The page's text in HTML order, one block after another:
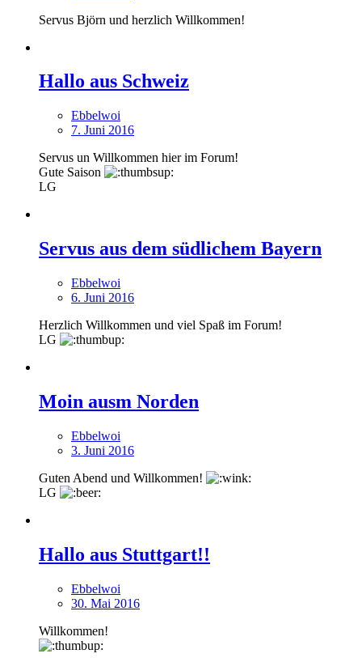
Servus Björn und herzlich Willkommen!
Hallo aus Schweiz
Ebbelwoi
7. Juni 2016
Servus un Willkommen hier im Forum!
Gute Saison
LG
Servus aus dem südlichem Bayern
Ebbelwoi
6. Juni 2016
Herzlich Willkommen und viel Spaß im Forum!
LG
Moin ausm Norden
Ebbelwoi
3. Juni 2016
Guten Abend und Willkommen!
LG
Hallo aus Stuttgart!!
Ebbelwoi
30. Mai 2016
Willkommen!